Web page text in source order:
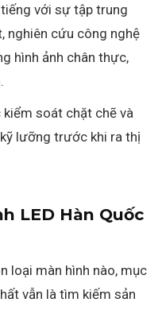
tiếng với sự tập trung
nghiên cứu công nghệ
hình ảnh chân thực,
soát chặt chẽ và
lưỡng trước khi ra thị
LED Hàn Quốc
loại màn hình nào, mục
vẫn là tìm kiếm sản